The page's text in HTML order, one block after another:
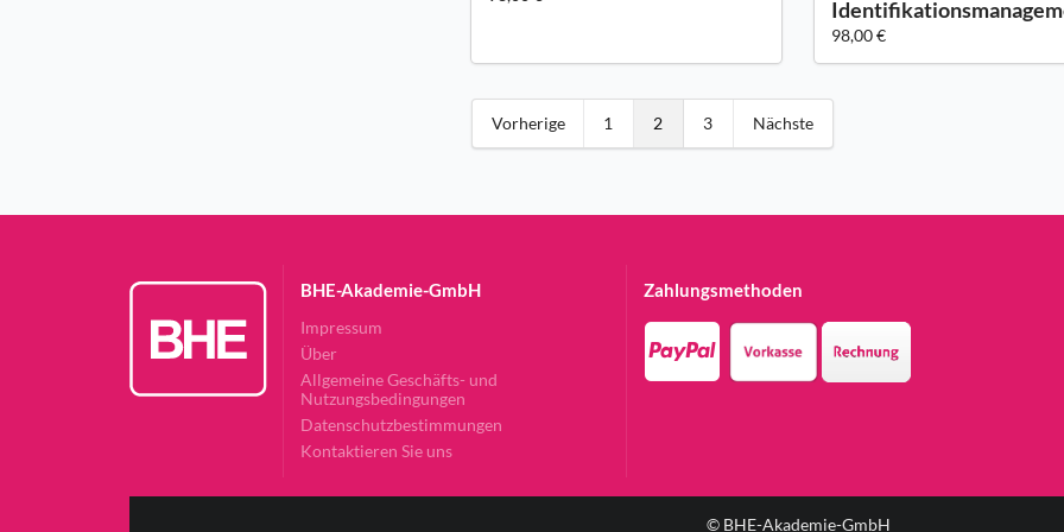
98,00 €
Vorherige 1 2 3 Nächste
BHE-Akademie-GmbH
Impressum
Über
Allgemeine Geschäfts- und
Nutzungsbedingungen
Datenschutzbestimmungen
Kontaktieren Sie uns
Zahlungsmethoden
© BHE-Akademie-GmbH